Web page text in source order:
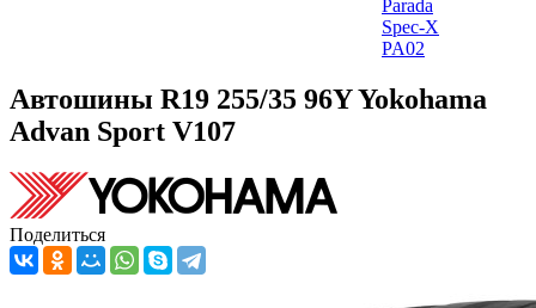
Parada
Spec-X
PA02
Автошины R19 255/35 96Y Yokohama
Advan Sport V107
Поделиться